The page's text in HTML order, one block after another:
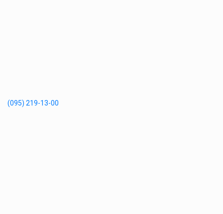
(095) 219-13-00